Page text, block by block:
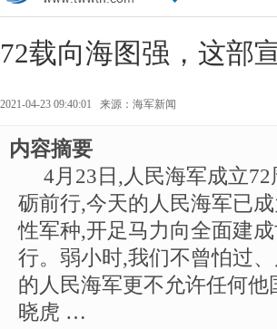
72载向海图强，这部
2021-04-23 09:40:01 来源： 海军新闻
内容摘要
4月23日,人民海军成立
砺前行,今天的人民海军已
性军种,开足马力向全面建
行。弱小时,我们不曾怕过
的人民海军更不允许任何
晓虎 …